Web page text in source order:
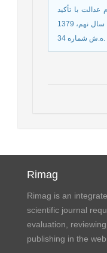
با تأکید
برعدالت اجتماعی، فصلنامه مصباح، سال نهم، 1379
ه.ش شماره 34.
Rimag
Rimag is an
scientific journal
evaluation,
publishing in the web.